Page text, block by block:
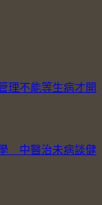
理不能等生病才開
中醫治未病談健